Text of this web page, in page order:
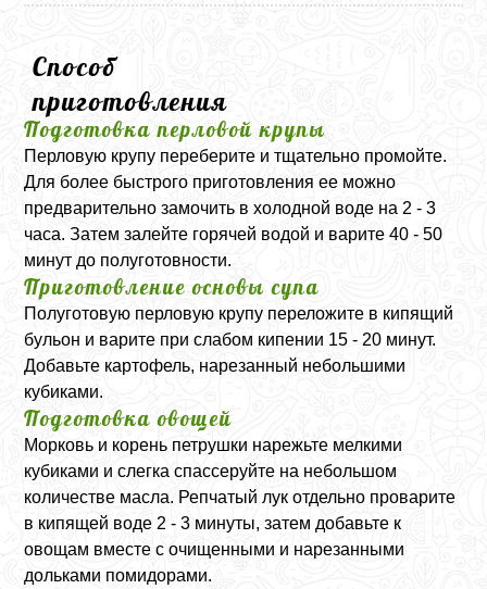
Способ
приготовления
Подготовка перловой крупы
Перловую крупу переберите и тщательно промойте.
Для более быстрого приготовления ее можно
предварительно замочить в холодной воде на 2 - 3
часа. Затем залейте горячей водой и варите 40 - 50
минут до полуготовности.
Приготовление основы супа
Полуготовую перловую крупу переложите в кипящий
бульон и варите при слабом кипении 15 - 20 минут.
Добавьте картофель, нарезанный небольшими
кубиками.
Подготовка овощей
Морковь и корень петрушки нарежьте мелкими
кубиками и слегка спассеруйте на небольшом
количестве масла. Репчатый лук отдельно проварите
в кипящей воде 2 - 3 минуты, затем добавьте к
овощам вместе с очищенными и нарезанными
дольками помидорами.